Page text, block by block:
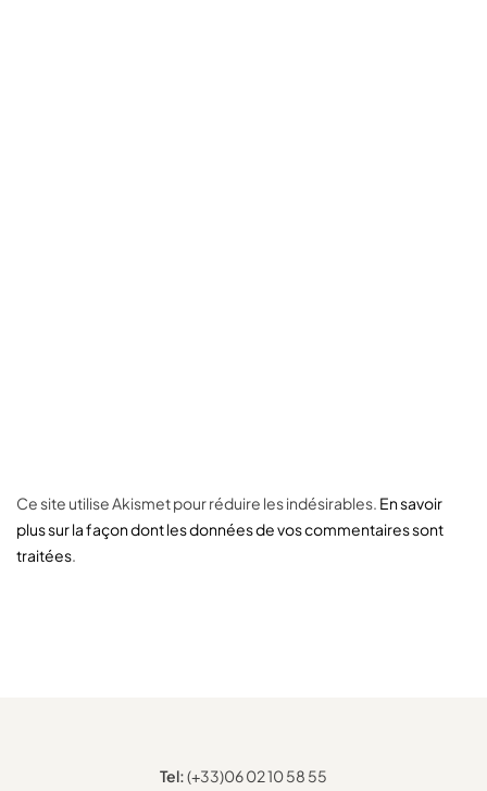
Ce site utilise Akismet pour réduire les indésirables. En savoir
plus sur la façon dont les données de vos commentaires sont
traitées.
Tel:(+33)06 02 10 58 55